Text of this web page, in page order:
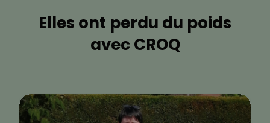
Elles ont perdu du poids
avec CROQ